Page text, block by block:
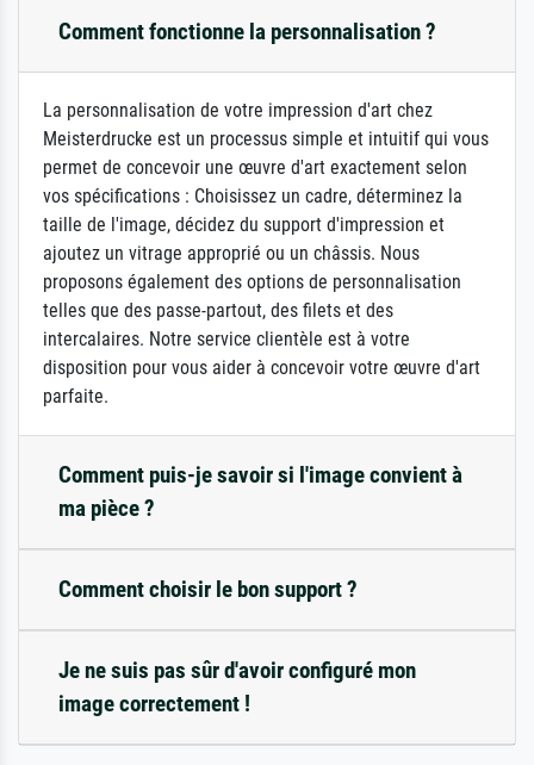
Comment fonctionne la personnalisation ?
La personnalisation de votre impression d'art chez
Meisterdrucke est un processus simple et intuitif qui vous
permet de concevoir une œuvre d'art exactement selon
vos spécifications : Choisissez un cadre, déterminez la
taille de l'image, décidez du support d'impression et
ajoutez un vitrage approprié ou un châssis. Nous
proposons également des options de personnalisation
telles que des passe-partout, des filets et des
intercalaires. Notre service clientèle est à votre
disposition pour vous aider à concevoir votre œuvre d'art
parfaite.
Comment puis-je savoir si l'image convient à
ma pièce ?
Comment choisir le bon support ?
Je ne suis pas sûr d'avoir configuré mon
image correctement !